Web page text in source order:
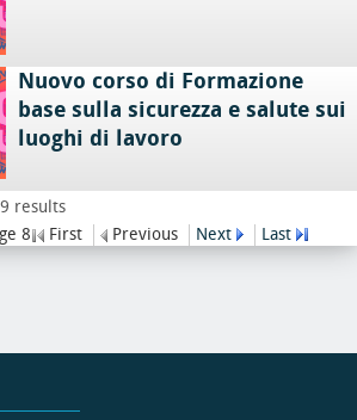
Nuovo corso di Formazione
base sulla sicurezza e salute sui
luoghi di lavoro
results
8
First Previous Next Last